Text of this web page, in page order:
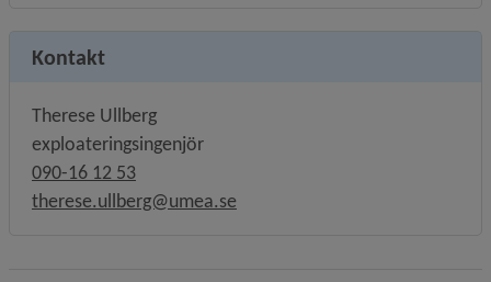
Kontakt
Therese Ullberg
exploateringsingenjör
090-16 12 53
therese.ullberg@umea.se